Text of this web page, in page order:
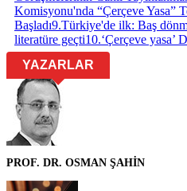
Komisyonu'nda “Çerçeve Yasa”
Başladı9.Türkiye'de ilk: Baş
literatüre geçti10.‘Çerçeve yasa’
YAZARLAR
PROF. DR. OSMAN ŞAHİN